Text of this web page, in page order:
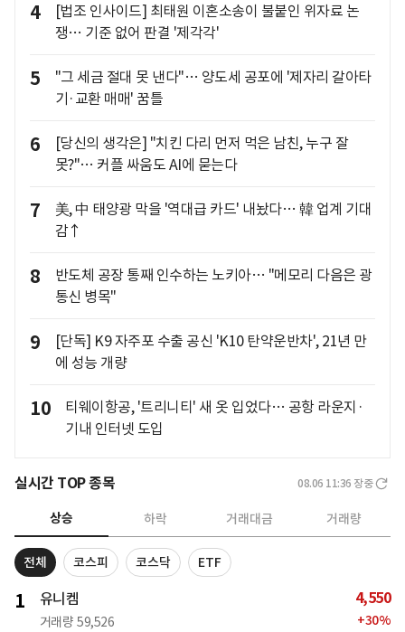
4
[법조 인사이드] 최태원 이혼소송이 불붙인 위자료 논
쟁… 기준 없어 판결 '제각각'
5
"그 세금 절대 못 낸다"… 양도세 공포에 '제자리 갈아타
기·교환 매매' 꿈틀
6
[당신의 생각은] "치킨 다리 먼저 먹은 남친, 누구 잘
못?"… 커플 싸움도 AI에 묻는다
7
美, 中 태양광 막을 '역대급 카드' 내놨다… 韓 업계 기대
감↑
8
반도체 공장 통째 인수하는 노키아… "메모리 다음은 광
통신 병목"
9
[단독] K9 자주포 수출 공신 'K10 탄약운반차', 21년 만
에 성능 개량
10
티웨이항공, '트리니티' 새 옷 입었다… 공항 라운지·
기내 인터넷 도입
실시간 TOP 종목 08.06 11:36 장중
상승 하락 거래대금 거래량
전체 코스피 코스닥 ETF
1 유니켐
거래량 59,526
4,550
+30%